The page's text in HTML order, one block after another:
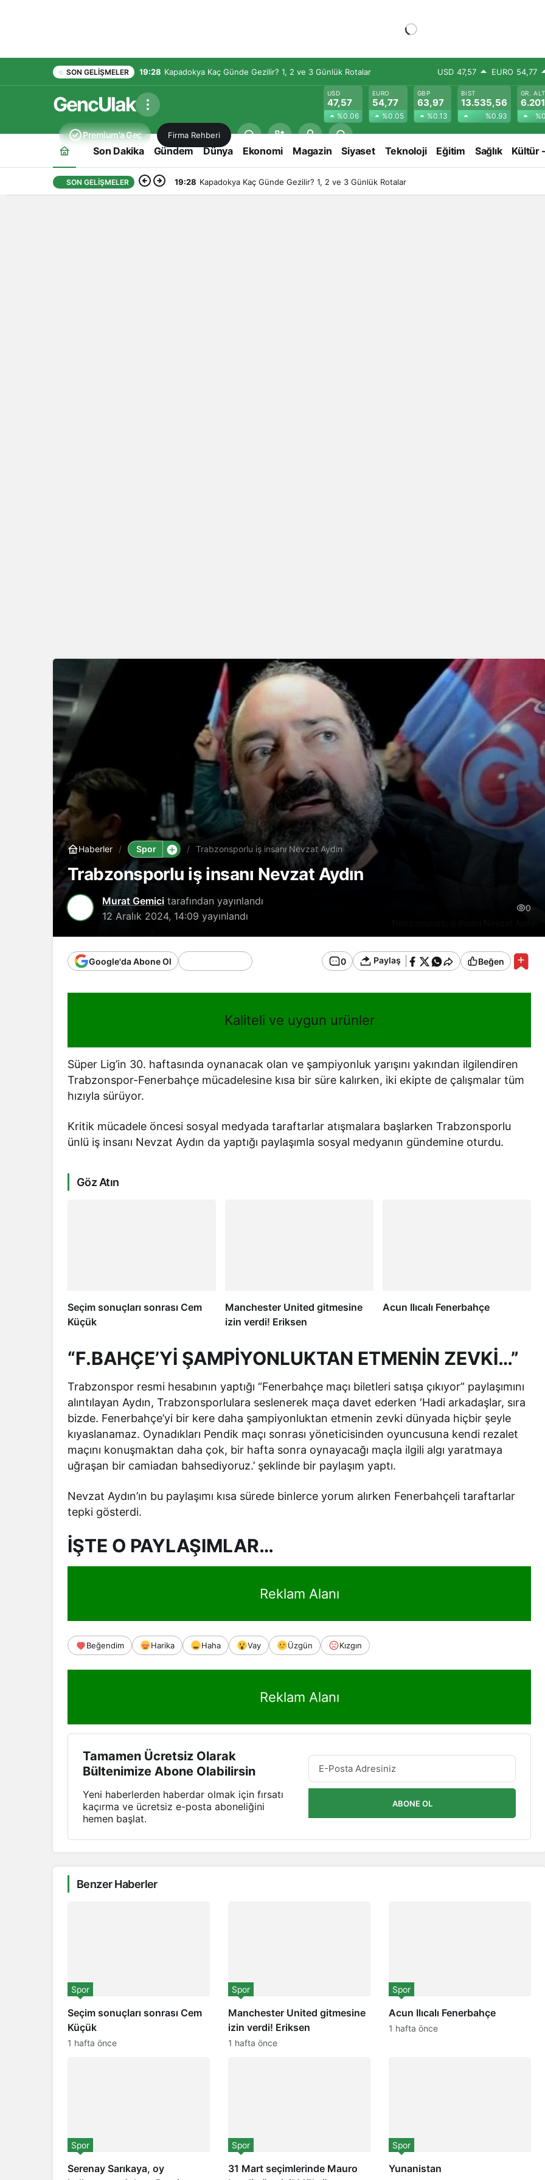
SON GELIŞMELER 19:28 Kapadokya Kaç Günde Gezilir? 1, 2 ve 3 Günlük Rotalar USD 47,57 EURO 54,77
GencUlak USD
47,57
%0.06
EURO
54,77
%0.05
GBP
63,97
%0.13
BIST
13.535,56
%0.93
GR.
Premium'a Geç Firma Rehberi
Son Dakika Gündem Dünya Ekonomi Magazin Siyaset Teknoloji Eğitim Sağlık Kültür
SON GELIŞMELER 19:28 Kapadokya Kaç Günde Gezilir? 1, 2 ve 3 Günlük Rotalar
Haberler Spor Trabzonsporlu iş insanı Nevzat Aydın
Trabzonsporlu iş insanı Nevzat Aydın
Murat Gemici tarafından yayınlandı
12 Aralık 2024, 14:09 yayınlandı
0
Google'da Abone Ol 0 Paylaş Beğen
Kaliteli ve uygun urünler
Süper Lig’in 30. haftasında oynanacak olan ve şampiyonluk yarışını yakından ilgilendiren
Trabzonspor-Fenerbahçe mücadelesine kısa bir süre kalırken, iki ekipte de çalışmalar tüm
hızıyla sürüyor.
Kritik mücadele öncesi sosyal medyada taraftarlar atışmalara başlarken Trabzonsporlu
ünlü iş insanı Nevzat Aydın da yaptığı paylaşımla sosyal medyanın gündemine oturdu.
Göz Atın
Seçim sonuçları sonrası Cem
Küçük
Manchester United gitmesine
izin verdi! Eriksen
Acun Ilıcalı Fenerbahçe
“F.BAHÇE’Yİ ŞAMPİYONLUKTAN ETMENİN ZEVKİ…”
Trabzonspor resmi hesabının yaptığı “Fenerbahçe maçı biletleri satışa çıkıyor” paylaşımını
alıntılayan Aydın, Trabzonsporlulara seslenerek maça davet ederken ‘Hadi arkadaşlar, sıra
bizde. Fenerbahçe’yi bir kere daha şampiyonluktan etmenin zevki dünyada hiçbir şeyle
kıyaslanamaz. Oynadıkları Pendik maçı sonrası yöneticisinden oyuncusuna kendi rezalet
maçını konuşmaktan daha çok, bir hafta sonra oynayacağı maçla ilgili algı yaratmaya
uğraşan bir camiadan bahsediyoruz.’ şeklinde bir paylaşım yaptı.
Nevzat Aydın’ın bu paylaşımı kısa sürede binlerce yorum alırken Fenerbahçeli taraftarlar
tepki gösterdi.
İŞTE O PAYLAŞIMLAR…
Reklam Alanı
Beğendim Harika Haha Vay Üzgün Kızgın
Reklam Alanı
Tamamen Ücretsiz Olarak
Bültenimize Abone Olabilirsin
Yeni haberlerden haberdar olmak için fırsatı
kaçırma ve ücretsiz e-posta aboneliğini
hemen başlat.
ABONE OL
Benzer Haberler
Seçim sonuçları sonrası Cem
Küçük
Spor
1 hafta önce
Manchester United gitmesine
izin verdi! Eriksen
Spor
1 hafta önce
Acun Ilıcalı Fenerbahçe
Spor
1 hafta önce
Serenay Sarıkaya, oy
Spor
31 Mart seçimlerinde Mauro
Spor
Yunanistan
Spor